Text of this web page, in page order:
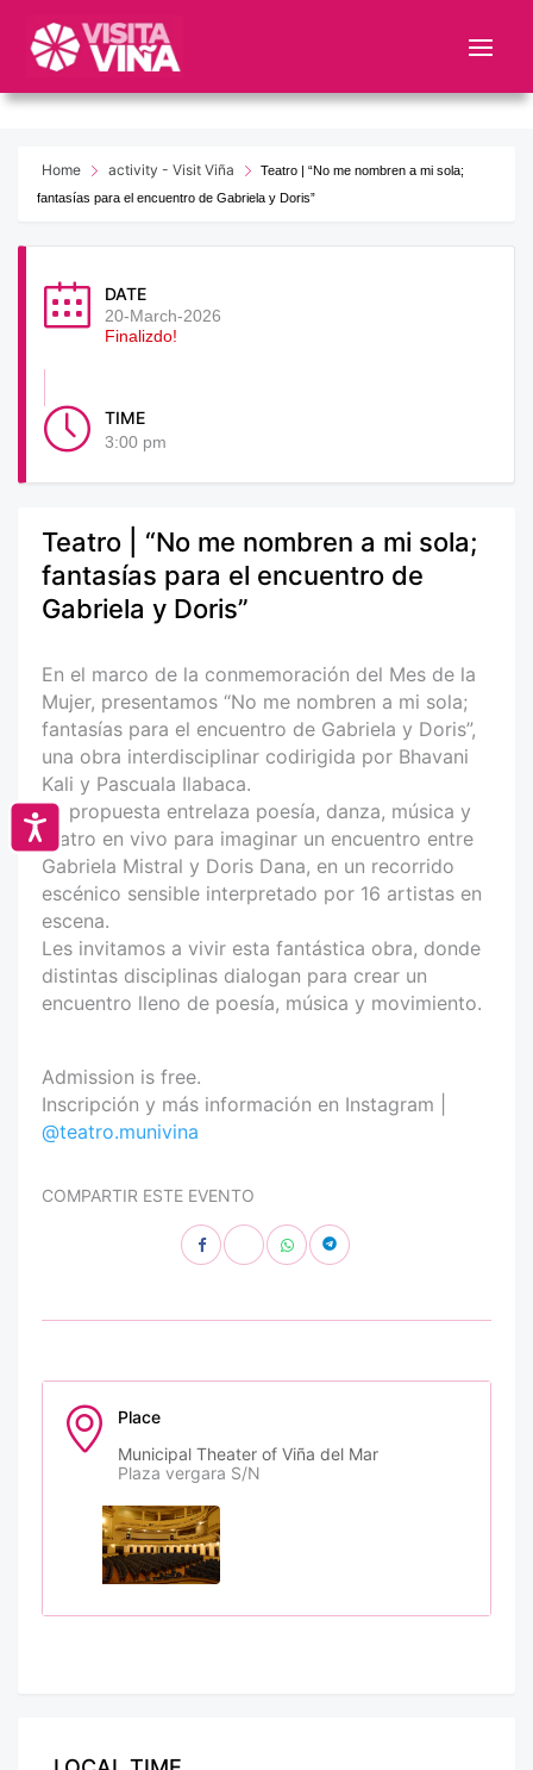
este
web
sistema
Accesibilidad
Home activity - Visit Viña
Teatro | “No me nombren a mi sola;
fantasías para el encuentro de Gabriela y Doris”
DATE
20-March-2026
Finalizdo!
TIME
3:00 pm
Teatro | “No me nombren a mi sola;
fantasías para el encuentro de
Gabriela y Doris”
En el marco de la conmemoración del Mes de la
Mujer, presentamos “No me nombren a mi sola;
fantasías para el encuentro de Gabriela y Doris”,
una obra interdisciplinar codirigida por Bhavani
Kali y Pascuala Ilabaca.
La propuesta entrelaza poesía, danza, música y
teatro en vivo para imaginar un encuentro entre
Gabriela Mistral y Doris Dana, en un recorrido
escénico sensible interpretado por 16 artistas en
escena.
Les invitamos a vivir esta fantástica obra, donde
distintas disciplinas dialogan para crear un
encuentro lleno de poesía, música y movimiento.
Admission is free.
Inscripción y más información en Instagram |
@teatro.munivina
COMPARTIR ESTE EVENTO
Place
Municipal Theater of Viña del Mar
Plaza vergara S/N